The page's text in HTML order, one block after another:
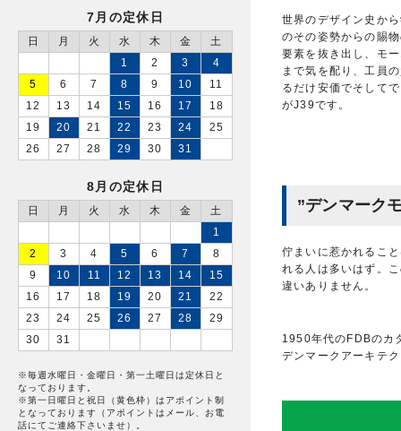
世界のデザイン史か
のその姿勢からの賜
要素を抜き出し、モ
まで気を配り、工員
るだけ安価でそして
がJ39です。
”デンマーク
佇まいに惹かれるこ
れる人は多いはず。
違いありません。
1950年代のFDBのカ
デンマークアーキテ
7月の定休日
日 月 火 水 木 金
土
1
2 3
4
5
6 7 8 9 10
11
12
13 14 15 16 17
18
19
20 21 22 23 24
25
26
27 28 29 30 31
8月の定休日
日 月 火 水 木 金
土
1
2
3 4 5 6 7
8
9
10 11 12 13 14
15
16
17 18 19 20 21
22
23
24 25 26 27 28
29
30
31
※毎週水曜日・金曜日・第一土曜日は定休日と
なっております。
※第一日曜日と祝日（黄色枠）はアポイント制
となっております（アポイントはメール、お電
話にてご連絡下さいませ）。